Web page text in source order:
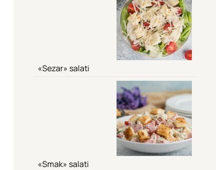
«Sezar» salati
«Smak» salati